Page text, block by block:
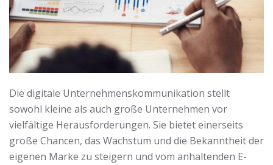
Die digitale Unternehmenskommunikation stellt
sowohl kleine als auch große Unternehmen vor
vielfältige Herausforderungen. Sie bietet einerseits
große Chancen, das Wachstum und die Bekanntheit der
eigenen Marke zu steigern und vom anhaltenden E-